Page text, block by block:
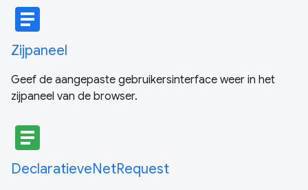
article
Zijpaneel
Geef de aangepaste gebruikersinterface weer in het
zijpaneel van de browser.
article
DeclaratieveNetRequest